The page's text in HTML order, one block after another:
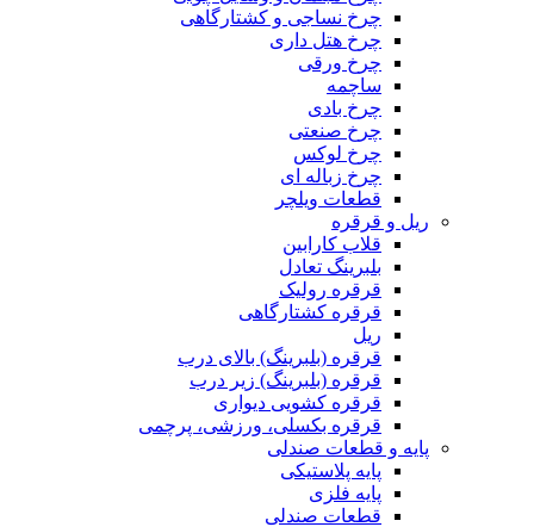
چرخ نساجی و کشتارگاهی
چرخ هتل داری
چرخ ورقی
ساچمه
چرخ بادی
چرخ صنعتی
چرخ لوکس
چرخ زباله ای
قطعات ویلچر
ریل و قرقره
قلاب کارابین
بلبرینگ تعادل
قرقره رولیک
قرقره کشتارگاهی
ریل
قرقره (بلبرینگ) بالای درب
قرقره (بلبرینگ) زیر درب
قرقره کشویی دیواری
قرقره بکسلی، ورزشی، پرچمی
پایه و قطعات صندلی
پایه پلاستیکی
پایه فلزی
قطعات صندلی